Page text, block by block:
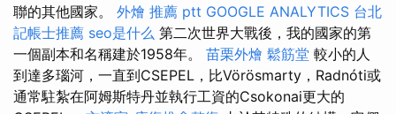
聯的其他國家。 外燴 推薦 ptt GOOGLE ANALYTICS 台北
記帳士推薦 seo是什么 第二次世界大戰後，我的國家的第
一個副本和名稱建於1958年。 苗栗外燴 鬆筋堂 較小的人
到達多瑙河，一直到CSEPEL，比Vörösmarty，Radnóti或
通常駐紮在阿姆斯特丹並執行工資的Csokonai更大的